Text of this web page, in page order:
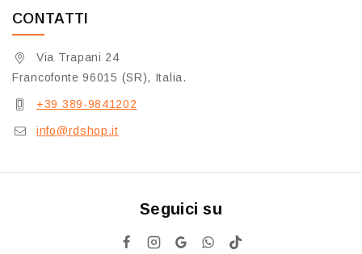
CONTATTI
Via Trapani 24
Francofonte 96015 (SR), Italia.
+39 389-9841202
info@rdshop.it
Seguici su